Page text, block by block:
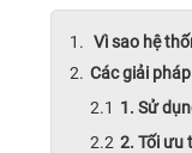
Vì sao hệ
Các giải
1. Sử
2. Tối ưu